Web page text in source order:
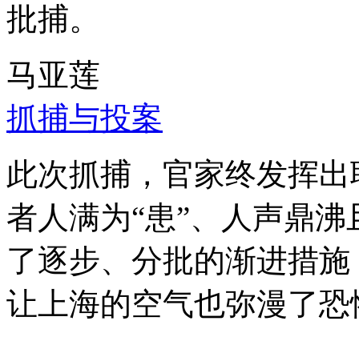
批捕。
马亚莲
抓捕与投案
此次抓捕，官家终发挥
者人满为“患”、人声鼎
了逐步、分批的渐进措
让上海的空气也弥漫了